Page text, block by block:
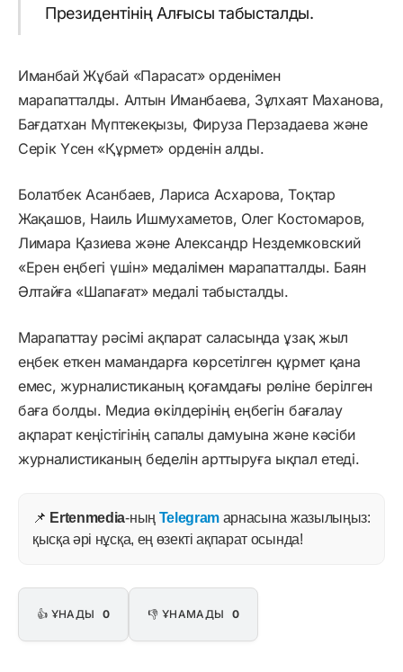
Президентінің Алғысы табысталды.
Иманбай Жұбай «Парасат» орденімен
марапатталды. Алтын Иманбаева, Зұлхаят Маханова,
Бағдатхан Мүптекеқызы, Фируза Перзадаева және
Серік Үсен «Құрмет» орденін алды.
Болатбек Асанбаев, Лариса Асхарова, Тоқтар
Жақашов, Наиль Ишмухаметов, Олег Костомаров,
Лимара Қазиева және Александр Нездемковский
«Ерен еңбегі үшін» медалімен марапатталды. Баян
Әлтайға «Шапағат» медалі табысталды.
Марапаттау рәсімі ақпарат саласында ұзақ жыл
еңбек еткен мамандарға көрсетілген құрмет қана
емес, журналистиканың қоғамдағы рөліне берілген
баға болды. Медиа өкілдерінің еңбегін бағалау
ақпарат кеңістігінің сапалы дамуына және кәсіби
журналистиканың беделін арттыруға ықпал етеді.
📌 Ertenmedia-ның Telegram арнасына жазылыңыз:
қысқа әрі нұсқа, ең өзекті ақпарат осында!
👍 ҰНАДЫ 0 👎 ҰНАМАДЫ 0